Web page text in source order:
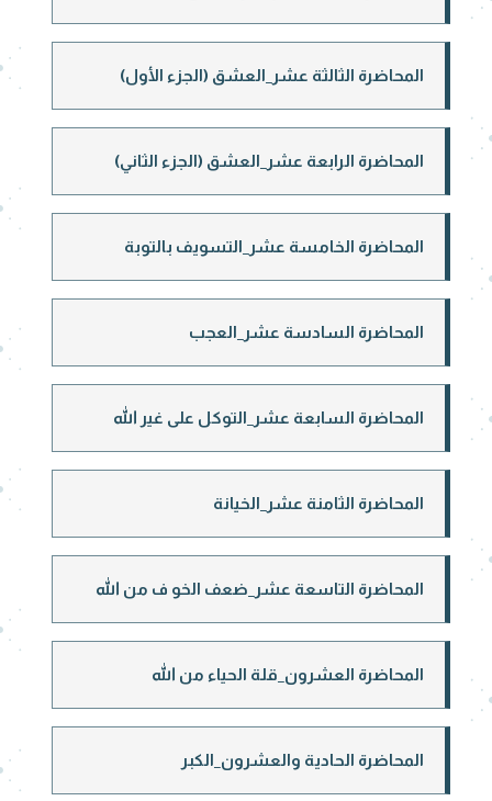
المحاضرة الثالثة عشر_العشق (الجزء الأول)
المحاضرة الرابعة عشر_العشق (الجزء الثاني)
المحاضرة الخامسة عشر_التسويف بالتوبة
المحاضرة السادسة عشر_العجب
المحاضرة السابعة عشر_التوكل على غير الله
المحاضرة الثامنة عشر_الخيانة
المحاضرة التاسعة عشر_ضعف الخو ف من الله
المحاضرة العشرون_قلة الحياء من الله
المحاضرة الحادية والعشرون_الكبر